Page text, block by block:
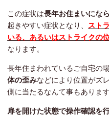
この症状は長年お住まいにな
起きやすい症状となり、
スト
いる、あるいはストライクの
なります。
長年住まわれているご自宅の
体の歪みなどにより位置がズ
側に当たるなんて事もあります
扉を開けた状態で操作確認を